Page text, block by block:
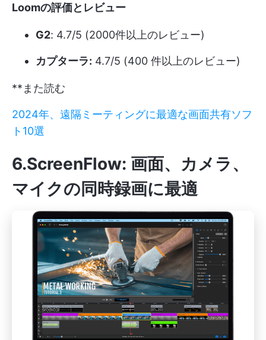
Loomの評価とレビュー
G2: 4.7/5 (2000件以上のレビュー)
カプターラ: 4.7/5 (400 件以上のレビュー)
**また読む
2024年、遠隔ミーティングに最適な画面共有ソフ
ト10選
6.ScreenFlow: 画面、カメラ、
マイクの同時録画に最適